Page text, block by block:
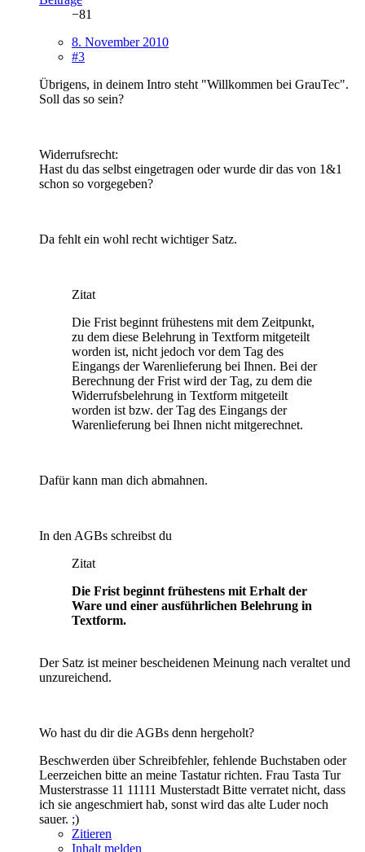
−81
8. November 2010
#3
Übrigens, in deinem Intro steht "Willkommen bei GrauTec".
Soll das so sein?
Widerrufsrecht:
Hast du das selbst eingetragen oder wurde dir das von 1&1
schon so vorgegeben?
Da fehlt ein wohl recht wichtiger Satz.
Zitat
Die Frist beginnt frühestens mit dem Zeitpunkt,
zu dem diese Belehrung in Textform mitgeteilt
worden ist, nicht jedoch vor dem Tag des
Eingangs der Warenlieferung bei Ihnen. Bei der
Berechnung der Frist wird der Tag, zu dem die
Widerrufsbelehrung in Textform mitgeteilt
worden ist bzw. der Tag des Eingangs der
Warenlieferung bei Ihnen nicht mitgerechnet.
Dafür kann man dich abmahnen.
In den AGBs schreibst du
Zitat
Die Frist beginnt frühestens mit Erhalt der
Ware und einer ausführlichen Belehrung in
Textform.
Der Satz ist meiner bescheidenen Meinung nach veraltet und
unzureichend.
Wo hast du dir die AGBs denn hergeholt?
Beschwerden über Schreibfehler, fehlende Buchstaben oder
Leerzeichen bitte an meine Tastatur richten. Frau Tasta Tur
Musterstrasse 11 11111 Musterstadt Bitte verratet nicht, dass
ich sie angeschmiert hab, sonst wird das alte Luder noch
sauer. ;)
Zitieren
Inhalt melden